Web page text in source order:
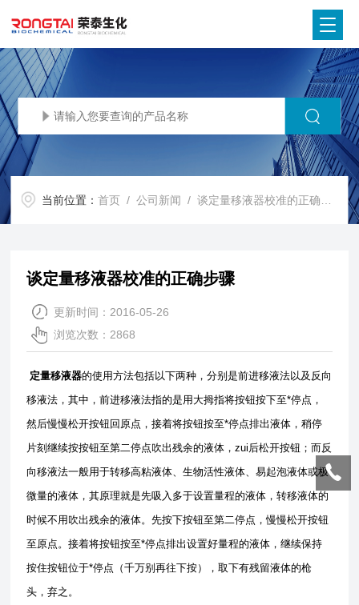
当前位置：首页 /公司新闻 / 谈定量移液器校准的正确步骤
谈定量移液器校准的正确步骤
更新时间：2016-05-26
浏览次数：2868
定量移液器的使用方法包括以下两种，分别是前进移液法以及反向
移液法，其中，前进移液法指的是用大拇指将按钮按下至*停点，
然后慢慢松开按钮回原点，接着将按钮按至*停点排出液体，稍停
片刻继续按按钮至第二停点吹出残余的液体，zui后松开按钮；而反
向移液法一般用于转移高粘液体、生物活性液体、易起泡液体或极
微量的液体，其原理就是先吸入多于设置量程的液体，转移液体的
时候不用吹出残余的液体。先按下按钮至第二停点，慢慢松开按钮
至原点。接着将按钮按至*停点排出设置好量程的液体，继续保持
按住按钮位于*停点（千万别再往下按），取下有残留液体的枪
头，弃之。